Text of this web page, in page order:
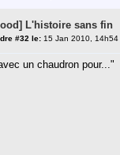
L'histoire sans fin
#32 le: 15 Jan 2010, 14h54
un chaudron pour..."